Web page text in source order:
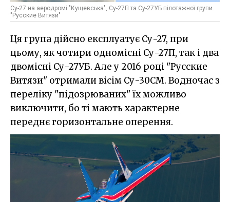
Су-27 на аеродромі "Кущевська", Су-27П та Су-27УБ пілотажної групи
"Русские Витязи"
Ця група дійсно експлуатує Су-27, при
цьому, як чотири одномісні Су-27П, так і два
двомісні Су-27УБ. Але у 2016 році "Русские
Витязи" отримали вісім Су-30СМ. Водночас з
переліку "підозрюваних" їх можливо
виключити, бо ті мають характерне
переднє горизонтальне оперення.